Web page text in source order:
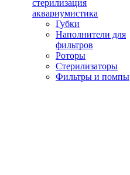
стерилизация
аквариумистика
Губки
Наполнители для
фильтров
Роторы
Стерилизаторы
Фильтры и помпы